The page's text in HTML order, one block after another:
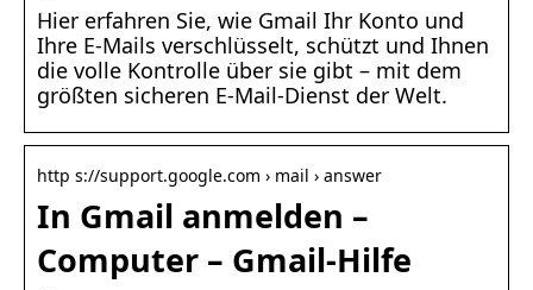
Hier erfahren Sie, wie Gmail Ihr Konto und
Ihre E-Mails verschlüsselt, schützt und Ihnen
die volle Kontrolle über sie gibt – mit dem
größten sicheren E-Mail-Dienst der Welt.
http s://support.google.com › mail › answer
In Gmail anmelden –
Computer – Gmail-Hilfe